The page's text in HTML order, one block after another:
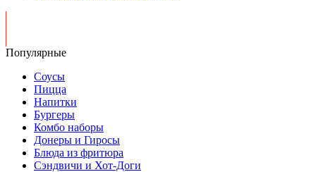
Популярные
Соусы
Пицца
Напитки
Бургеры
Комбо наборы
Донеры и Гиросы
Блюда из фритюра
Сэндвичи и Хот-Доги